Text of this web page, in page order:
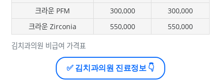
김치과의원 비급여 가격표
크라운 PFM
300,000
300,000
크라운 Zirconia
550,000 550,000
✅ 김치과의원 진료정보 👇